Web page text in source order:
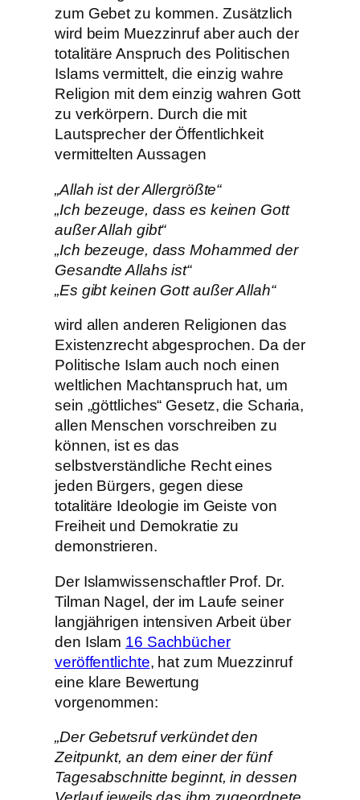
zum Gebet zu kommen. Zusätzlich
wird beim Muezzinruf aber auch der
totalitäre Anspruch des Politischen
Islams vermittelt, die einzig wahre
Religion mit dem einzig wahren Gott
zu verkörpern. Durch die mit
Lautsprecher der Öffentlichkeit
vermittelten Aussagen
„Allah ist der Allergrößte“
„Ich bezeuge, dass es keinen Gott
außer Allah gibt“
„Ich bezeuge, dass Mohammed der
Gesandte Allahs ist“
„Es gibt keinen Gott außer Allah“
wird allen anderen Religionen das
Existenzrecht abgesprochen. Da der
Politische Islam auch noch einen
weltlichen Machtanspruch hat, um
sein „göttliches“ Gesetz, die Scharia,
allen Menschen vorschreiben zu
können, ist es das
selbstverständliche Recht eines
jeden Bürgers, gegen diese
totalitäre Ideologie im Geiste von
Freiheit und Demokratie zu
demonstrieren.
Der Islamwissenschaftler Prof. Dr.
Tilman Nagel, der im Laufe seiner
langjährigen intensiven Arbeit über
den Islam 16 Sachbücher
veröffentlichte, hat zum Muezzinruf
eine klare Bewertung
vorgenommen:
„Der Gebetsruf verkündet den
Zeitpunkt, an dem einer der fünf
Tagesabschnitte beginnt, in dessen